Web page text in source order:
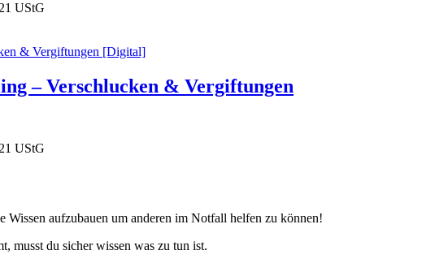
UStG
– Verschlucken & Vergiftungen
UStG
aufzubauen um anderen im Notfall helfen zu können!
musst du sicher wissen was zu tun ist.